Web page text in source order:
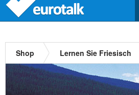
Shop Lernen Sie Friesisch